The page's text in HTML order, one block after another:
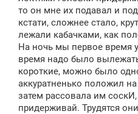
то он мне их подавал и
кстати, сложнее стало,
лежали кабачками, как
На ночь мы первое время
время надо было
короткие, можно было
аккуратненько положил
затем рассовала им
придерживай. Трудятся